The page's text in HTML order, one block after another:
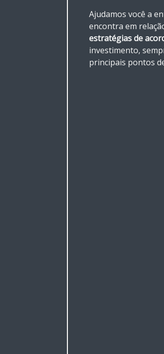
Ajudamos você a
encontra em
estratégias de
investimento,
principais pontos